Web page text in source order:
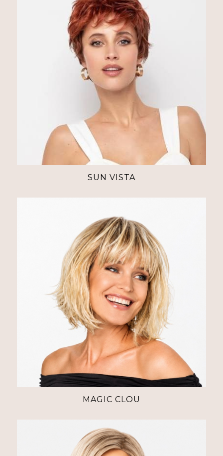
SUN VISTA
MAGIC CLOU